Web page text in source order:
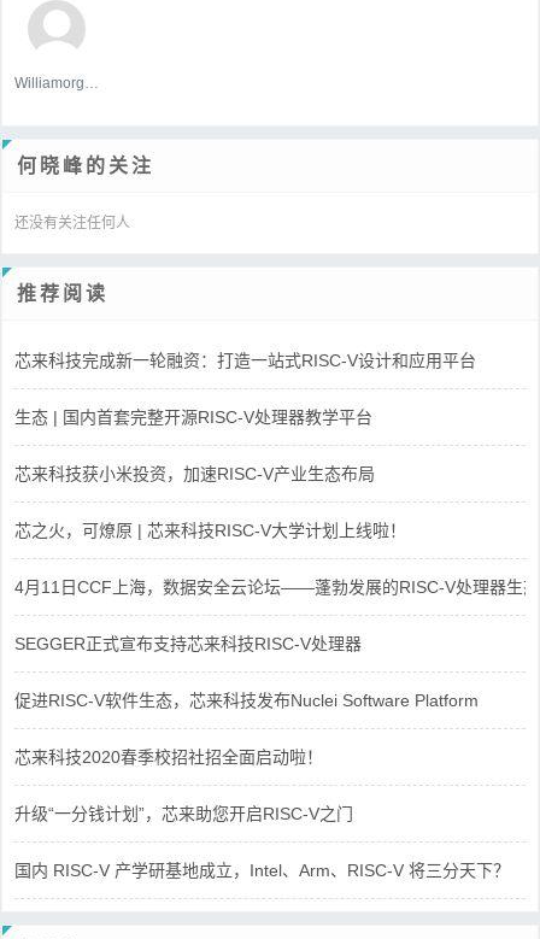
何晓峰的关注
还没有关注任何人
推荐阅读
芯来科技完成新一轮融资：打造一站式RISC-V设计和应用平台
生态 | 国内首套完整开源RISC-V处理器教学平台
芯来科技获小米投资，加速RISC-V产业生态布局
芯之火，可燎原 | 芯来科技RISC-V大学计划上线啦！
4月11日CCF上海，数据安全云论坛——蓬勃发展的RISC-V处理器生态
SEGGER正式宣布支持芯来科技RISC-V处理器
促进RISC-V软件生态，芯来科技发布Nuclei Software Platform
芯来科技2020春季校招社招全面启动啦！
升级“一分钱计划”，芯来助您开启RISC-V之门
国内 RISC-V 产学研基地成立，Intel、Arm、RISC-V 将三分天下？